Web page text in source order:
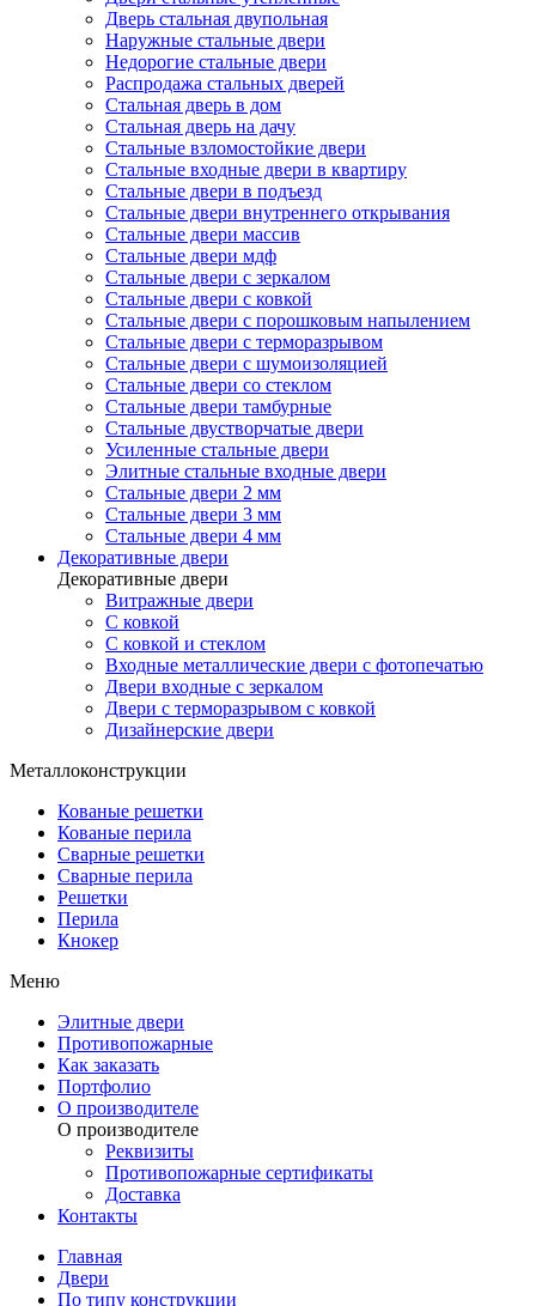
Дверь стальная двупольная
Наружные стальные двери
Недорогие стальные двери
Распродажа стальных дверей
Стальная дверь в дом
Стальная дверь на дачу
Стальные взломостойкие двери
Стальные входные двери в квартиру
Стальные двери в подъезд
Стальные двери внутреннего открывания
Стальные двери массив
Стальные двери мдф
Стальные двери с зеркалом
Стальные двери с ковкой
Стальные двери с порошковым напылением
Стальные двери с терморазрывом
Стальные двери с шумоизоляцией
Стальные двери со стеклом
Стальные двери тамбурные
Стальные двустворчатые двери
Усиленные стальные двери
Элитные стальные входные двери
Стальные двери 2 мм
Стальные двери 3 мм
Стальные двери 4 мм
Декоративные двери
Декоративные двери
Витражные двери
С ковкой
С ковкой и стеклом
Входные металлические двери с фотопечатью
Двери входные с зеркалом
Двери с терморазрывом с ковкой
Дизайнерские двери
Металлоконструкции
Кованые решетки
Кованые перила
Сварные решетки
Сварные перила
Решетки
Перила
Кнокер
Меню
Элитные двери
Противопожарные
Как заказать
Портфолио
О производителе
О производителе
Реквизиты
Противопожарные сертификаты
Доставка
Контакты
Главная
Двери
По типу конструкции